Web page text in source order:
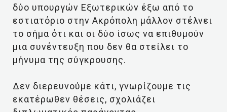
δύο υπουργών Εξωτερικών έξω από το
εστιατόριο στην Ακρόπολη μάλλον στέλνει
το σήμα ότι και οι δύο ίσως να επιθυμούν
μια συνέντευξη που δεν θα στείλει το
μήνυμα της σύγκρουσης.
Δεν διερευνούμε κάτι, γνωρίζουμε τις
εκατέρωθεν θέσεις, σχολιάζει